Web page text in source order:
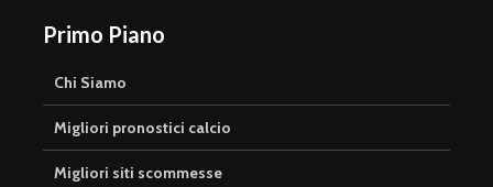
Primo Piano
Chi Siamo
Migliori pronostici calcio
Migliori siti scommesse